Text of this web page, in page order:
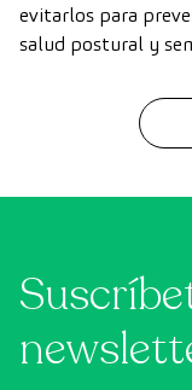
evitarlos para
salud postural y